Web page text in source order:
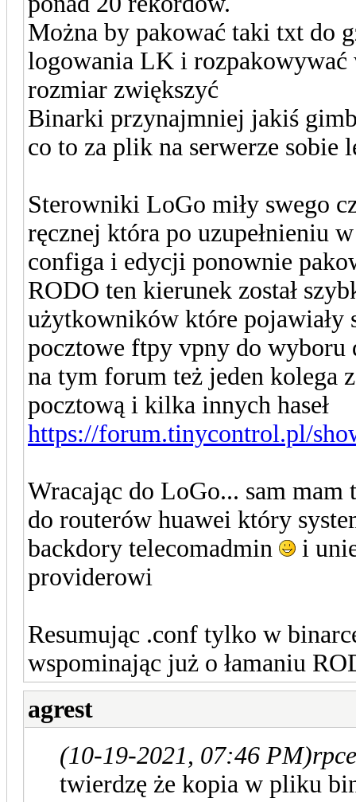
Można by pakować taki txt do
logowania LK i
rozmiar zwiększyć
Binarki przynajmniej jakiś
co to za plik na serwerze sobie
Sterowniki LoGo miły swego
ręcznej która po uzupełnieniu
configa i edycji ponownie
RODO ten kierunek został
użytkowników które pojawiały
pocztowe ftpy vpny do wyboru
na tym forum też jeden kolega
pocztową i kilka innych haseł
https://forum.tinycontrol.pl/
Wracając do LoGo... sam
do routerów huawei który
backdory telecomadmin
i
providerowi
Resumując .conf tylko w
wspominając już o łamaniu
agrest
(10-19-2021, 07:46 PM)
twierdzę że kopia w pliku